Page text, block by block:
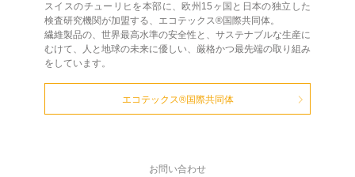
スイスのチューリヒを本部に、欧州15ヶ国と日本の独立した
検査研究機関が加盟する、エコテックス®国際共同体。
繊維製品の、世界最高水準の安全性と、サステナブルな生産に
むけて、人と地球の未来に優しい、厳格かつ最先端の取り組み
をしています。
エコテックス®国際共同体
お問い合わせ